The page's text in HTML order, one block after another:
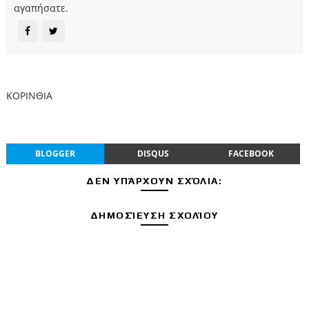
αγαπήσατε.
ΚΟΡΙΝΘΙΑ
BLOGGER DISQUS FACEBOOK
ΔΕΝ ΥΠΆΡΧΟΥΝ ΣΧΌΛΙΑ:
ΔΗΜΟΣΊΕΥΣΗ ΣΧΟΛΊΟΥ